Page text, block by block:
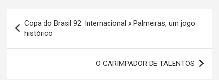
de
Post
Copa do Brasil 92: Internacional x Palmeiras, um jogo
histórico
O GARIMPADOR DE TALENTOS